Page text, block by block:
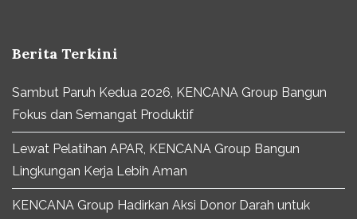
Berita Terkini
Sambut Paruh Kedua 2026, KENCANA Group Bangun
Fokus dan Semangat Produktif
Lewat Pelatihan APAR, KENCANA Group Bangun
Lingkungan Kerja Lebih Aman
KENCANA Group Hadirkan Aksi Donor Darah untuk